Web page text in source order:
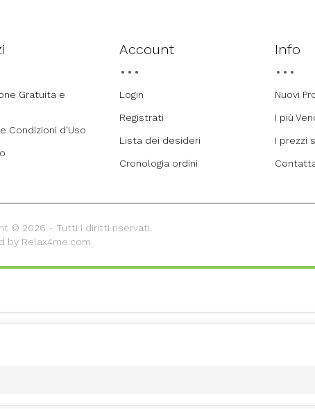
Gratuita e
Condizioni d'Uso
Account
Login
Registrati
Lista dei desideri
Cronologia ordini
Info
Nuovi
I più
I prezzi
© 2026 - Tutti i diritti riservati.
by Relax4me.com